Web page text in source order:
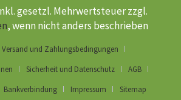
gesetzl. Mehrwertsteuer zzgl.
, wenn nicht anders beschrieben
Versand und Zahlungsbedingungen
Sicherheit und Datenschutz
AGB
Bankverbindung Impressum Sitemap